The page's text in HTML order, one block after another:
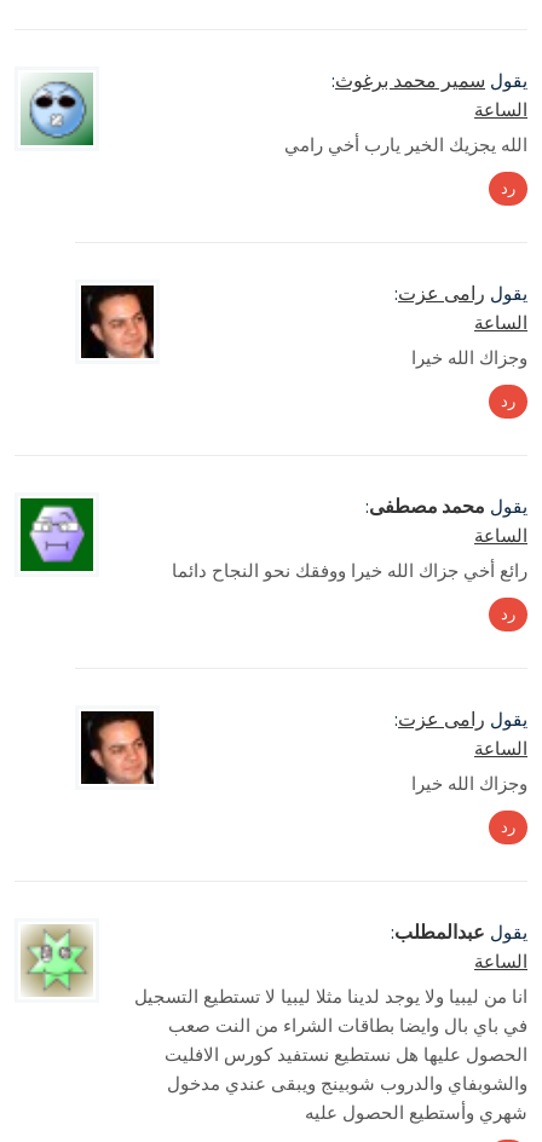
يقول سمير محمد برغوث:
الساعة
الله يجزيك الخير يارب أخي رامي
رد
يقول رامى عزت:
الساعة
وجزاك الله خيرا
رد
يقول محمد مصطفى:
الساعة
رائع أخي جزاك الله خيرا ووفقك نحو النجاح دائما
رد
يقول رامى عزت:
الساعة
وجزاك الله خيرا
رد
يقول عبدالمطلب:
الساعة
انا من ليبيا ولا يوجد لدينا مثلا ليبيا لا تستطيع التسجيل
في باي بال وايضا بطاقات الشراء من النت صعب
الحصول عليها هل نستطيع نستفيد كورس الافليت
والشوبفاي والدروب شوبينج ويبقى عندي مدخول
شهري وأستطيع الحصول عليه